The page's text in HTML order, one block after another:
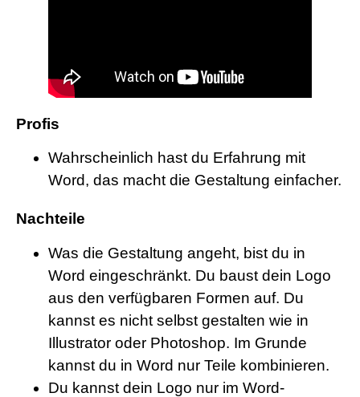
Profis
Wahrscheinlich hast du Erfahrung mit
Word, das macht die Gestaltung einfacher.
Nachteile
Was die Gestaltung angeht, bist du in
Word eingeschränkt. Du baust dein Logo
aus den verfügbaren Formen auf. Du
kannst es nicht selbst gestalten wie in
Illustrator oder Photoshop. Im Grunde
kannst du in Word nur Teile kombinieren.
Du kannst dein Logo nur im Word-